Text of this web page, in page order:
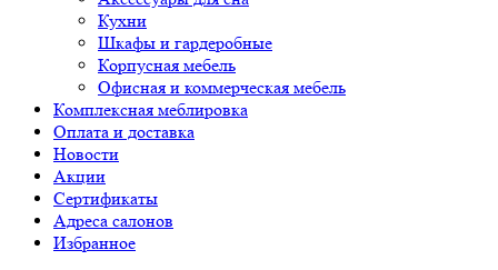
Кухни
Шкафы и гардеробные
Корпусная мебель
Офисная и коммерческая мебель
Комплексная меблировка
Оплата и доставка
Новости
Акции
Сертификаты
Адреса салонов
Избранное